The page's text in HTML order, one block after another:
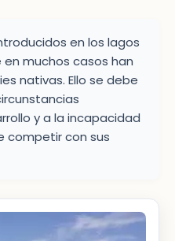
en los lagos
en muchos casos han
nativas. Ello se debe
y a la incapacidad
competir con sus